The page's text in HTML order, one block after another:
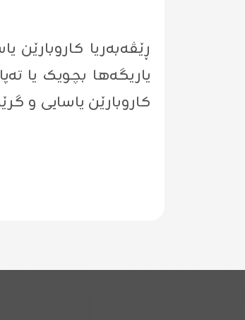
ڕێڤەبەریا کاروبارێن
یاریگەها بچویک یا